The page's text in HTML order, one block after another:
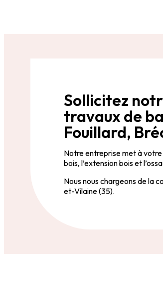
Sollicitez
travaux de
Fouillard,
Notre entreprise met à
bois, l’extension bois et
Nous nous chargeons de la
et-Vilaine (35).